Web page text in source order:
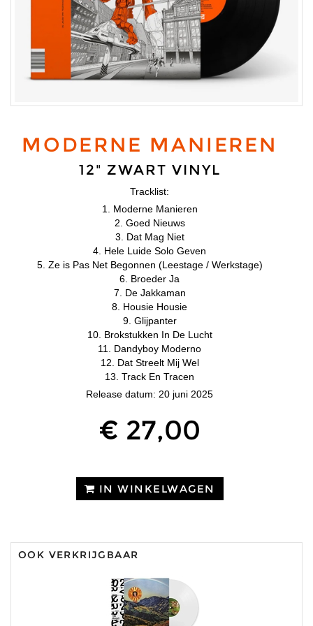
MODERNE MANIEREN
12" ZWART VINYL
Tracklist:
1. Moderne Manieren
2. Goed Nieuws
3. Dat Mag Niet
4. Hele Luide Solo Geven
5. Ze is Pas Net Begonnen (Leestage / Werkstage)
6. Broeder Ja
7. De Jakkaman
8. Housie Housie
9. Glijpanter
10. Brokstukken In De Lucht
11. Dandyboy Moderno
12. Dat Streelt Mij Wel
13. Track En Tracen
Release datum: 20 juni 2025
€ 27,00
IN WINKELWAGEN
OOK VERKRIJGBAAR